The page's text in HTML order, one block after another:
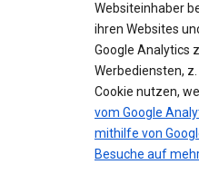
Websiteinhaber
ihren Websites
Google Analytics
Werbediensten,
Cookie nutzen,
vom Google
mithilfe von
Besuche auf